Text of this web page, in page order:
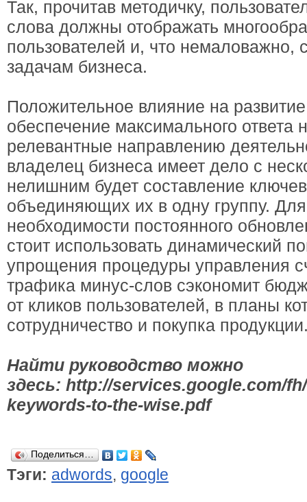
Так, прочитав методичку,
слова должны отображать
пользователей и, что немаловажно,
задачам бизнеса.
Положительное влияние на
обеспечение максимального ответа
релевантные направлению
владелец бизнеса имеет дело с
нелишним будет составление
объединяющих их в одну группу.
необходимости постоянного
стоит использовать динамический
упрощения процедуры управления
трафика минус-слов сэкономит
от кликов пользователей, в планы
сотрудничество и покупка
Найти руководство можно
здесь: http://services.google.com/
keywords-to-the-wise.pdf
Поделиться…
Тэги: adwords, google